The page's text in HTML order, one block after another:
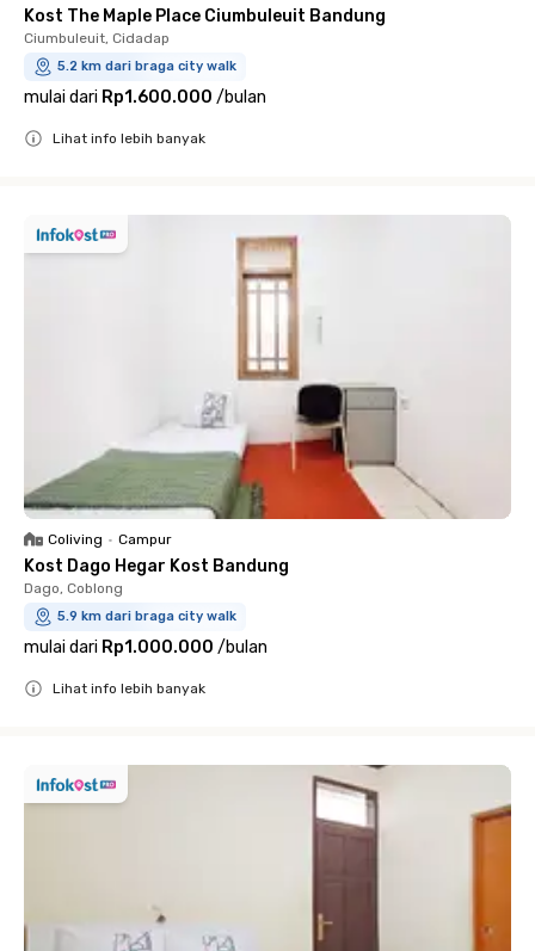
Kost The Maple Place Ciumbuleuit Bandung
Ciumbuleuit, Cidadap
5.2 km dari braga city walk
mulai dari Rp1.600.000 /bulan
Lihat info lebih banyak
Coliving • Campur
Kost Dago Hegar Kost Bandung
Dago, Coblong
5.9 km dari braga city walk
mulai dari Rp1.000.000 /bulan
Lihat info lebih banyak